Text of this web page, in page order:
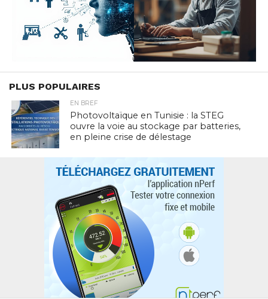
PLUS POPULAIRES
EN BREF
Photovoltaïque en Tunisie : la STEG
ouvre la voie au stockage par batteries,
en pleine crise de délestage